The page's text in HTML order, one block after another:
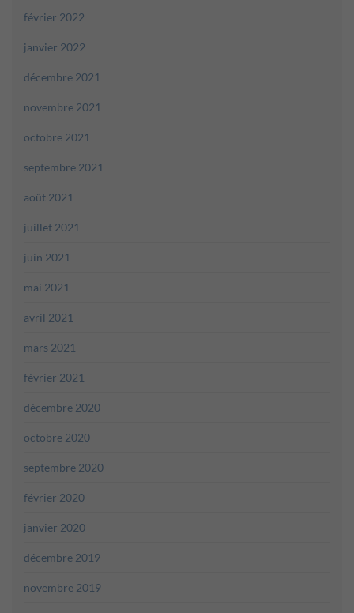
février 2022
janvier 2022
décembre 2021
novembre 2021
octobre 2021
septembre 2021
août 2021
juillet 2021
juin 2021
mai 2021
avril 2021
mars 2021
février 2021
décembre 2020
octobre 2020
septembre 2020
février 2020
janvier 2020
décembre 2019
novembre 2019